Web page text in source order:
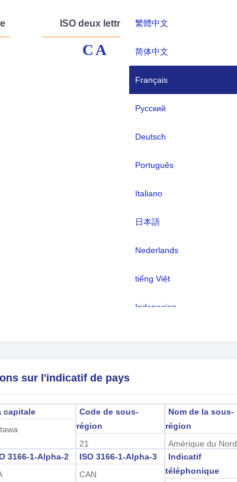
繁體中文
简体中文
Français
Русский
Deutsch
Português
Italiano
日本語
Nederlands
tiếng Việt
Indonesian
ISO deux lettres
CA
Nom officiel:
Monnaie:
Langues:
Fuseau horaire:
Heure d'été:
sur l'indicatif de pays
capitale
Code de sous-
région
21
Nom de la sous-
région
Amérique du Nord
3166-1-Alpha-2
ISO 3166-1-Alpha-3
CAN
Indicatif
téléphonique